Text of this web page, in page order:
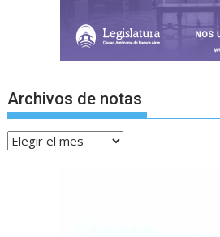
Archivos de notas
Archivos